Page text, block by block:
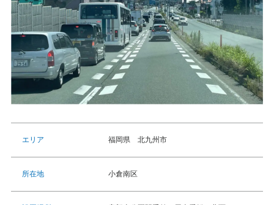
エリア 福岡県 北九州市
所在地 小倉南区